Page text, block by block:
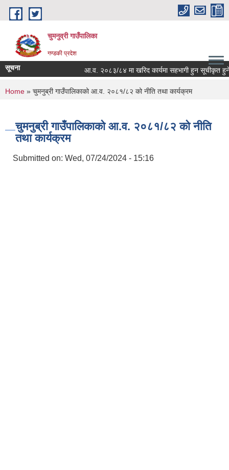
Skip to main content
चुमनुव्री गाउँपालिका
गण्डकी प्रदेश
सूचना आ.व. २०८३/८४ मा खरिद कार्यमा सहभागी हुन सूचीकृत हुने
You are here
Home » चुमनुब्री गाउँपालिकाको आ.व. २०८१/८२ को नीति तथा कार्यक्रम
चुमनुब्री गाउँपालिकाको आ.व. २०८१/८२ को नीति
तथा कार्यक्रम
Submitted on: Wed, 07/24/2024 - 15:16